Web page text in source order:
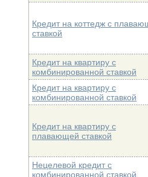
Кредит на коттедж с
ставкой
Кредит на квартиру с
комбинированной ставкой
Кредит на квартиру с
комбинированной ставкой
Кредит на квартиру с
плавающей ставкой
Нецелевой кредит с
комбинированной ставкой